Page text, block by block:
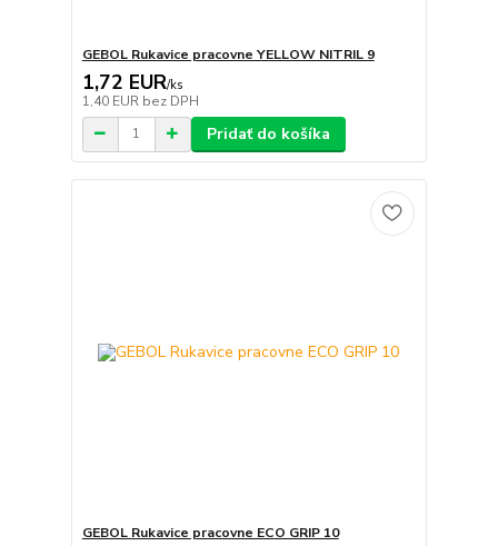
GEBOL Rukavice pracovne YELLOW NITRIL 9
1,72 EUR/ks
1,40 EUR bez DPH
Pridať do košíka
GEBOL Rukavice pracovne ECO GRIP 10